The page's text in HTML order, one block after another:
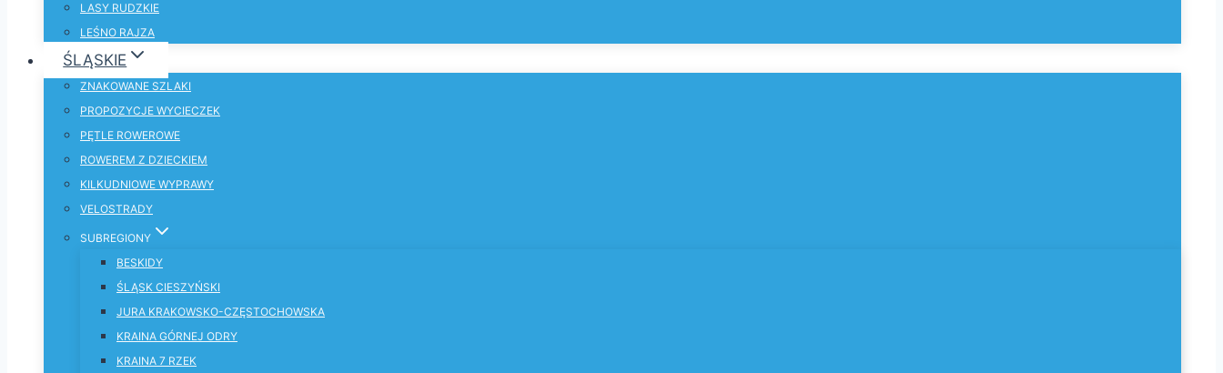
LASY RUDZKIE
LEŚNO RAJZA
ŚLĄSKIE
ZNAKOWANE SZLAKI
PROPOZYCJE WYCIECZEK
PĘTLE ROWEROWE
ROWEREM Z DZIECKIEM
KILKUDNIOWE WYPRAWY
VELOSTRADY
SUBREGIONY
BESKIDY
ŚLĄSK CIESZYŃSKI
JURA KRAKOWSKO-CZĘSTOCHOWSKA
KRAINA GÓRNEJ ODRY
KRAINA 7 RZEK